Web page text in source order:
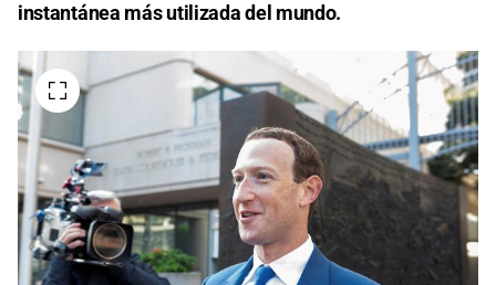
instantánea más utilizada del mundo.